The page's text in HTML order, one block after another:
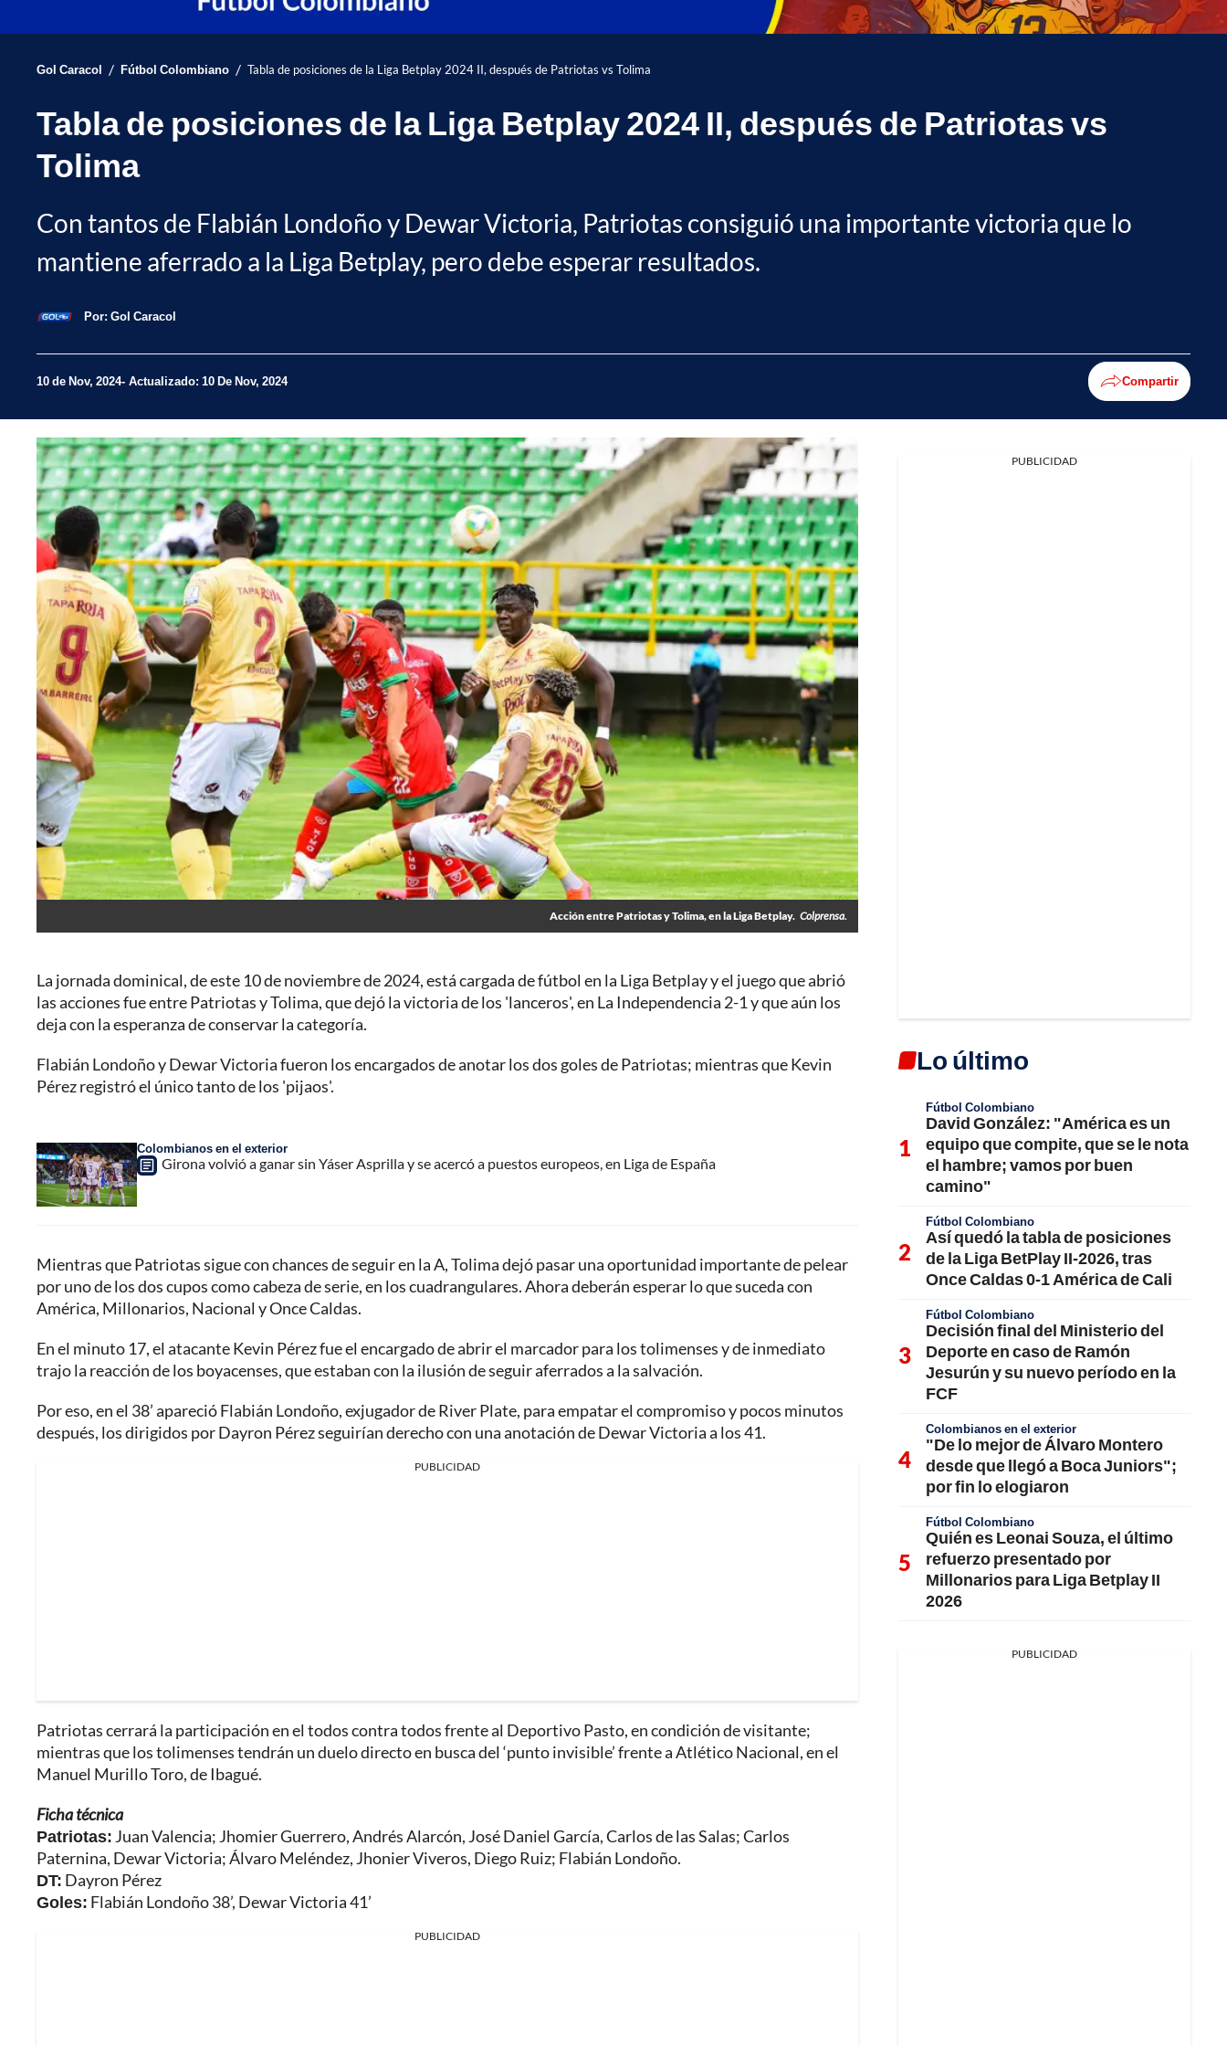
Gol Caracol / Fútbol Colombiano / Tabla de posiciones de la Liga Betplay 2024 II, después de Patriotas vs Tolima
Tabla de posiciones de la Liga Betplay 2024 II, después de Patriotas vs
Tolima
Con tantos de Flabián Londoño y Dewar Victoria, Patriotas consiguió una importante victoria que lo
mantiene aferrado a la Liga Betplay, pero debe esperar resultados.
Por: Gol Caracol
10 de Nov, 2024 Actualizado: 10 De Nov, 2024 Compartir
Acción entre Patriotas y Tolima, en la Liga Betplay. Colprensa.
La jornada dominical, de este 10 de noviembre de 2024, está cargada de fútbol en la Liga Betplay y el juego que abrió
las acciones fue entre Patriotas y Tolima, que dejó la victoria de los 'lanceros', en La Independencia 2-1 y que aún los
deja con la esperanza de conservar la categoría.
Flabián Londoño y Dewar Victoria fueron los encargados de anotar los dos goles de Patriotas; mientras que Kevin
Pérez registró el único tanto de los 'pijaos'.
Colombianos en el exterior
Girona volvió a ganar sin Yáser Asprilla y se acercó a puestos europeos, en Liga de España
Mientras que Patriotas sigue con chances de seguir en la A, Tolima dejó pasar una oportunidad importante de pelear
por uno de los dos cupos como cabeza de serie, en los cuadrangulares. Ahora deberán esperar lo que suceda con
América, Millonarios, Nacional y Once Caldas.
En el minuto 17, el atacante Kevin Pérez fue el encargado de abrir el marcador para los tolimenses y de inmediato
trajo la reacción de los boyacenses, que estaban con la ilusión de seguir aferrados a la salvación.
Por eso, en el 38’ apareció Flabián Londoño, exjugador de River Plate, para empatar el compromiso y pocos minutos
después, los dirigidos por Dayron Pérez seguirían derecho con una anotación de Dewar Victoria a los 41.
PUBLICIDAD
Patriotas cerrará la participación en el todos contra todos frente al Deportivo Pasto, en condición de visitante;
mientras que los tolimenses tendrán un duelo directo en busca del ‘punto invisible’ frente a Atlético Nacional, en el
Manuel Murillo Toro, de Ibagué.
Ficha técnica
Patriotas: Juan Valencia; Jhomier Guerrero, Andrés Alarcón, José Daniel García, Carlos de las Salas; Carlos
Paternina, Dewar Victoria; Álvaro Meléndez, Jhonier Viveros, Diego Ruiz; Flabián Londoño.
DT: Dayron Pérez
Goles: Flabián Londoño 38’, Dewar Victoria 41’
PUBLICIDAD
PUBLICIDAD
Lo último
Fútbol Colombiano
David González: "América es un
equipo que compite, que se le nota
el hambre; vamos por buen
camino"
Fútbol Colombiano
Así quedó la tabla de posiciones
de la Liga BetPlay II-2026, tras
Once Caldas 0-1 América de Cali
Fútbol Colombiano
Decisión final del Ministerio del
Deporte en caso de Ramón
Jesurún y su nuevo período en la
FCF
Colombianos en el exterior
"De lo mejor de Álvaro Montero
desde que llegó a Boca Juniors";
por fin lo elogiaron
Fútbol Colombiano
Quién es Leonai Souza, el último
refuerzo presentado por
Millonarios para Liga Betplay II
2026
PUBLICIDAD